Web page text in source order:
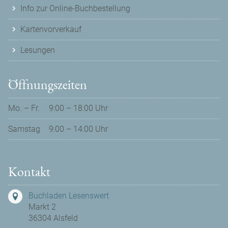
Info zur Online-Buchbestellung
Kartenvorverkauf
Lesungen
Öffnungszeiten
Mo. – Fr. 9:00 – 18:00 Uhr
Samstag 9:00 – 14:00 Uhr
Kontakt
Buchladen Lesenswert
Markt 2
36304 Alsfeld